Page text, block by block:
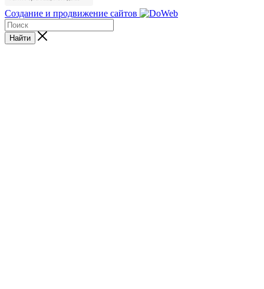
Создание и продвижение сайтов
Найти